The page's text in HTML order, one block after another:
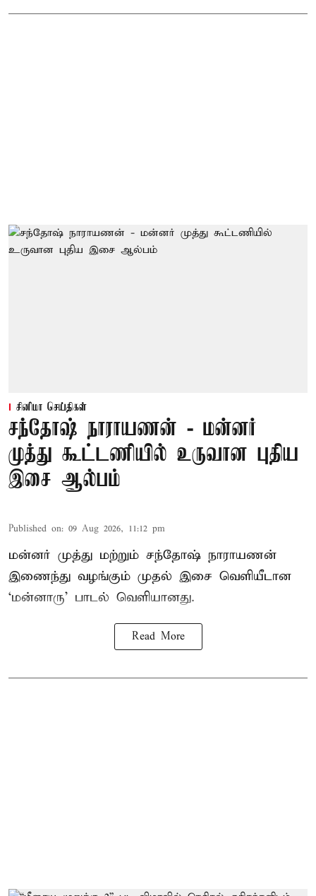
சினிமா செய்திகள்
சந்தோஷ் நாராயணன் - மன்னர்
முத்து கூட்டணியில் உருவான புதிய
இசை ஆல்பம்
Published on: 09 Aug 2026, 11:12 pm
மன்னர் முத்து மற்றும் சந்தோஷ் நாராயணன்
இணைந்து வழங்கும் முதல் இசை வெளியீடான
‘மன்னாரு’ பாடல் வெளியானது.
Read More